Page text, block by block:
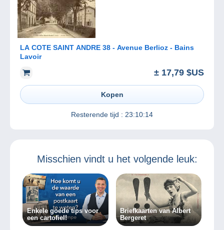
LA COTE SAINT ANDRE 38 - Avenue Berlioz - Bains
Lavoir
± 17,79 $US
Kopen
Resterende tijd : 23:10:14
Misschien vindt u het volgende leuk:
Enkele goede tips voor
een cartofiel!
Briefkaarten van Albert
Bergeret